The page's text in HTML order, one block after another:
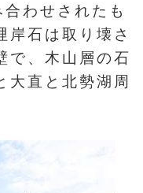
わせされたも
岸石は取り壊さ
で、木山層の石
大直と北勢湖周